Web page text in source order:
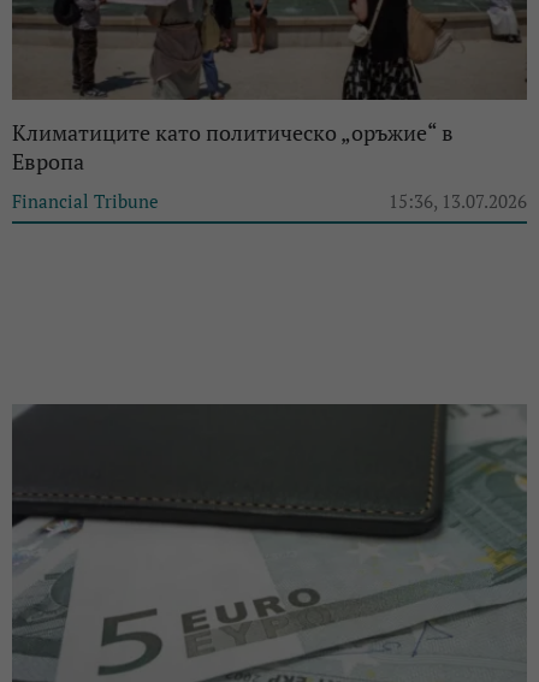
Климатиците като политическо „оръжие“ в
Европа
Financial Tribune 15:36, 13.07.2026